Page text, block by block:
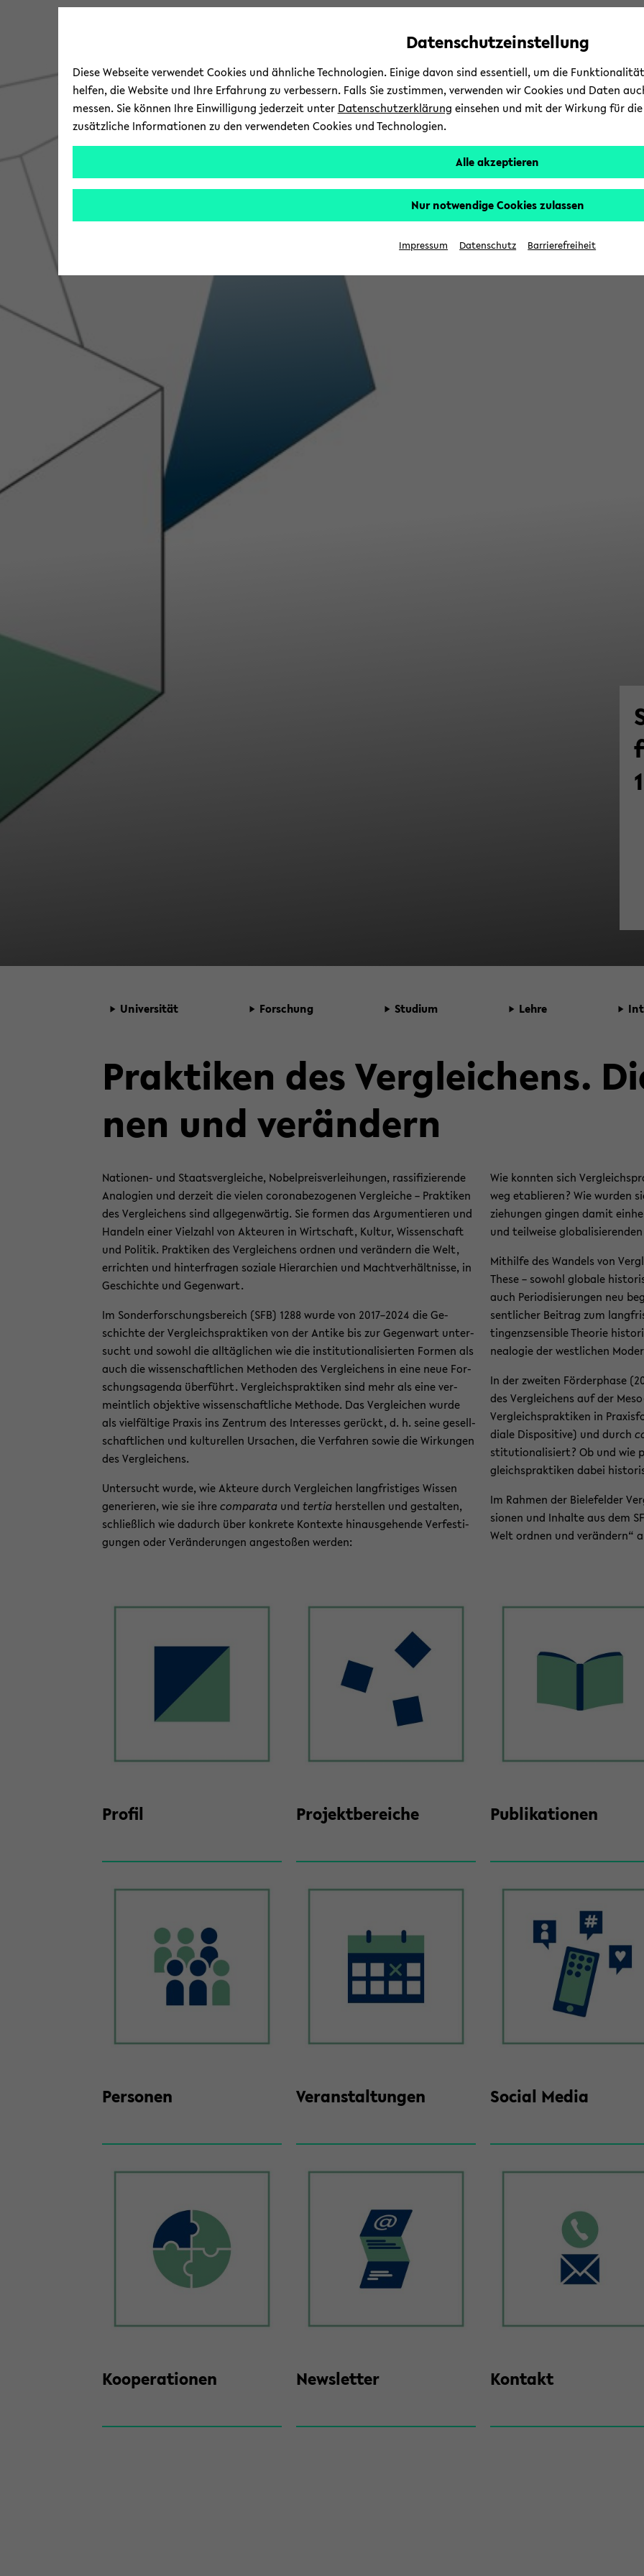
Automatische
vermeiden
zum
wechseln
zum
wechseln
zum
wechseln
Uni­ver­si­tät For­schung Stu­di­um Lehre
Prak­ti­ken des Ver­glei­chens.
nen und ver­än­dern
Nationen-​ und Staats­ver­glei­che, No­bel­preis­ver­lei­hun­gen, ras­si­fi­zie­ren­de
Ana­lo­gien und der­zeit die vie­len co­ro­nabe­zo­ge­nen Ver­glei­che – Prak­ti­ken
des Ver­glei­chens sind all­ge­gen­wär­tig. Sie for­men das Ar­gu­men­tie­ren und
Han­deln einer Viel­zahl von Ak­teu­ren in Wirt­schaft, Kul­tur, Wis­sen­schaft
und Po­li­tik. Prak­ti­ken des Ver­glei­chens ord­nen und ver­än­dern die Welt,
er­rich­ten und hin­ter­fra­gen so­zia­le Hier­ar­chien und Macht­ver­hält­nis­se, in
Ge­schich­te und Ge­gen­wart.
Im Son­der­for­schungs­be­reich (SFB) 1288 wurde von 2017–2024 die Ge­
schich­te der Ver­gleichs­prak­ti­ken von der An­ti­ke bis zur Ge­gen­wart un­ter­
sucht und so­wohl die all­täg­li­chen wie die in­sti­tu­tio­na­li­sier­ten For­men als
auch die wis­sen­schaft­li­chen Me­tho­den des Ver­glei­chens in eine neue For­
schungs­agen­da über­führt. Ver­gleichs­prak­ti­ken sind mehr als eine ver­
meint­lich ob­jek­ti­ve wis­sen­schaft­li­che Me­tho­de. Das Ver­glei­chen wurde
als viel­fäl­ti­ge Pra­xis ins Zen­trum des In­ter­es­ses ge­rückt, d. h. seine ge­sell­
schaft­li­chen und kul­tu­rel­len Ur­sa­chen, die Ver­fah­ren sowie die Wir­kun­gen
des Ver­glei­chens.
Un­ter­sucht wurde, wie Ak­teu­re durch Ver­glei­chen lang­fris­ti­ges Wis­sen
ge­ne­rie­ren, wie sie ihrecom­pa­ra­ta und ter­tia her­stel­len und ge­stal­ten,
schließ­lich wie da­durch über kon­kre­te Kon­tex­te hin­aus­ge­hen­de Ver­fes­ti­
gun­gen oder Ver­än­de­run­gen an­ge­sto­ßen wer­den:
Wie konn­ten sich
weg eta­blie­ren? Wie wur­den
zie­hun­gen gin­gen damit
und teil­wei­se
Mit­hil­fe des Wan­dels von
These – so­wohl glo­ba­le
auch Pe­ri­odi­sie­run­gen neu
sent­li­cher Bei­trag zum
tin­genz­sen­si­ble Theo­rie
nea­lo­gie der west­li­chen
In der zwei­ten För­der­pha­se
des Ver­glei­chens auf der
Ver­gleichs­prak­ti­ken in
dia­le Dis­po­si­ti­ve) und durch
sti­tu­tio­na­li­siert? Ob und wie
gleichs­prak­ti­ken dabei
Im Rah­men der Bie­le­fel­der
sio­nen und In­hal­te aus dem
Welt ord­nen und ver­än­dern“
Pro­fil Pro­jekt­be­rei­che Pu­bli­ka­tio­nen
Per­so­nen Ver­an­stal­tun­gen So­cial Media
Ko­ope­ra­tio­nen News­let­ter Kon­takt
Datenschutzeinstellung
Diese Webseite verwendet Cookies und ähnliche Technologien. Einige davon sind essentiell, um die
helfen, die Website und Ihre Erfahrung zu verbessern. Falls Sie zustimmen, verwenden wir Cookies und Daten
messen. Sie können Ihre Einwilligung jederzeit unter Datenschutzerklärung einsehen und mit der Wirkung für
zusätzliche Informationen zu den verwendeten Cookies und Technologien.
Alle akzeptieren
Nur notwendige Cookies zulassen
Impressum Datenschutz Barrierefreiheit